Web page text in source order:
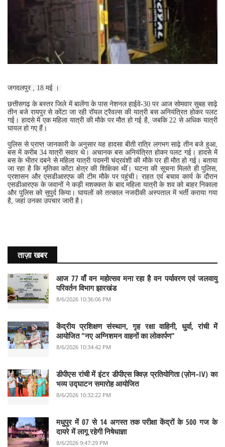
जगदलपुर , 18 मई ।
छत्तीसगढ़ के बस्तर जिले में बालेंगा के पास नेशनल हाईवे-30 पर आज सोमवार सुबह साढ़े
तीन बजे रायपुर से कोंटा जा रही रॉयल ट्रैवल्स की यात्री बस अनियंत्रित होकर पलट
गई। हादसे में एक महिला यात्री की मौके पर मौत हो गई है, जबकि 22 से अधिक यात्री
घायल हो गए हैं।
पुलिस से प्राप्त जानकारी के अनुसार यह हादसा बीती रात्रि लगभग साढ़े तीन बजे हुआ,
बस में करीब 34 यात्री सवार थे। अचानक बस अनियंत्रित होकर पलट गई। हादसे में
बस के भीतर दबने से महिला यात्री पदमनी चंद्रवंशी की मौके पर ही मौत हो गई। बताया
जा रहा है कि मृतिका कोंटा क्षेत्र की शिक्षिका थीं। घटना की सूचना मिलते ही पुलिस,
प्रशासन और एसडीआरएफ की टीम मौके पर पहुंची। राहत एवं बचाव कार्य के दौरान
एसडीआरएफ के जवानों ने कड़ी मशक्कत के बाद महिला यात्री के शव को बाहर निकाला
और पुलिस को सुपुर्द किया। घायलों को तत्काल नजदीकी अस्पताल में भर्ती कराया गया
है, जहां उनका उपचार जारी है।
ताज़ा खबर
आज 77 वाँ वन महोत्सव मना रहा है वन पर्यावरण एवं जलवायु
परिवर्तन विभाग झारखंड
8/6/2026 10:36:06 PM
केंद्रीय प्रशिक्षण संस्थान, गृह रक्षा वाहिनी, धुर्वा, रांची में
आयोजित "नए अग्निशमन वाहनों का लोकार्पण"
8/6/2026 10:34:42 PM
डीपीएस रांची में इंटर डीपीएस क्विज़ प्रतियोगिता (ज़ोन–IV) का
भव्य उद्घाटन समारोह आयोजित
8/6/2026 10:32:22 PM
मधुपुर में 07 से 14 अगस्त तक परीक्षा केंद्रों के 500 गज के
दायरे में लागू रहेगी निषेधाज्ञा
8/6/2026 9:47:29 PM